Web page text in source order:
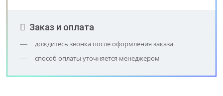
Заказ и оплата
дождитесь звонка после оформления заказа
способ оплаты уточняется менеджером